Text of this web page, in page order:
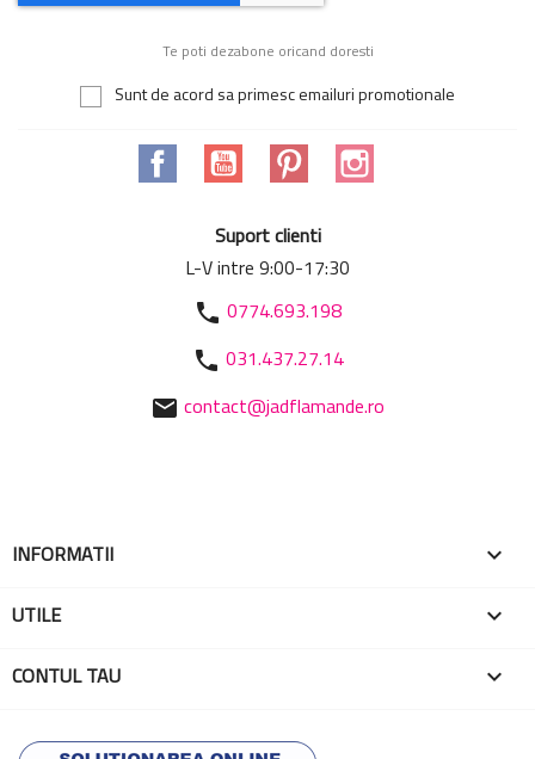
Te poti dezabone oricand doresti
Sunt de acord sa primesc emailuri promotionale
Facebook YouTube Pinterest
Suport clienti
L-V intre 9:00-17:30
phone 0774.693.198
phone 031.437.27.14
mail contact@jadflamande.ro
INFORMATII 
UTILE 
CONTUL TAU 